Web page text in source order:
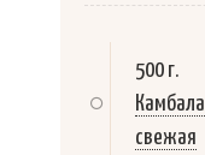
500 г.
Камбала
свежая